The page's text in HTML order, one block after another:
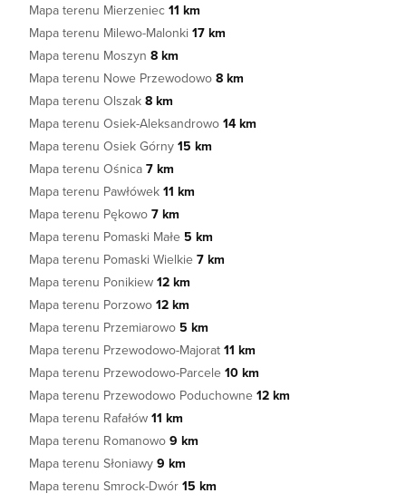
Mapa terenu Mierzeniec 11 km
Mapa terenu Milewo-Malonki 17 km
Mapa terenu Moszyn 8 km
Mapa terenu Nowe Przewodowo 8 km
Mapa terenu Olszak 8 km
Mapa terenu Osiek-Aleksandrowo 14 km
Mapa terenu Osiek Górny 15 km
Mapa terenu Ośnica 7 km
Mapa terenu Pawłówek 11 km
Mapa terenu Pękowo 7 km
Mapa terenu Pomaski Małe 5 km
Mapa terenu Pomaski Wielkie 7 km
Mapa terenu Ponikiew 12 km
Mapa terenu Porzowo 12 km
Mapa terenu Przemiarowo 5 km
Mapa terenu Przewodowo-Majorat 11 km
Mapa terenu Przewodowo-Parcele 10 km
Mapa terenu Przewodowo Poduchowne 12 km
Mapa terenu Rafałów 11 km
Mapa terenu Romanowo 9 km
Mapa terenu Słoniawy 9 km
Mapa terenu Smrock-Dwór 15 km